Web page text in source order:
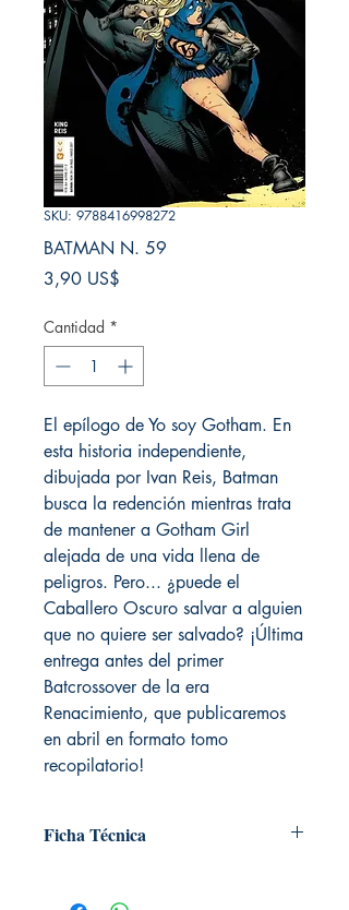
SKU: 9788416998272
BATMAN N. 59
3,90 US$
Cantidad *
El epílogo de Yo soy Gotham. En
esta historia independiente,
dibujada por Ivan Reis, Batman
busca la redención mientras trata
de mantener a Gotham Girl
alejada de una vida llena de
peligros. Pero... ¿puede el
Caballero Oscuro salvar a alguien
que no quiere ser salvado? ¡Última
entrega antes del primer
Batcrossover de la era
Renacimiento, que publicaremos
en abril en formato tomo
recopilatorio!
Ficha Técnica
Editorial: ECC